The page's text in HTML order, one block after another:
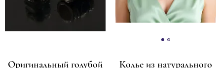
Оригинальный голубой Колье из натурального